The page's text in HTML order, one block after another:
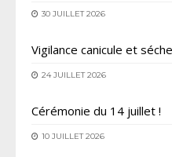
30 JUILLET 2026
Vigilance canicule et
24 JUILLET 2026
Cérémonie du 14 juillet !
10 JUILLET 2026